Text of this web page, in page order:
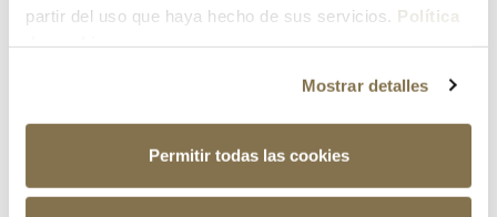
partir del uso que haya hecho de sus servicios. Política
Mostrar detalles
Permitir todas las cookies